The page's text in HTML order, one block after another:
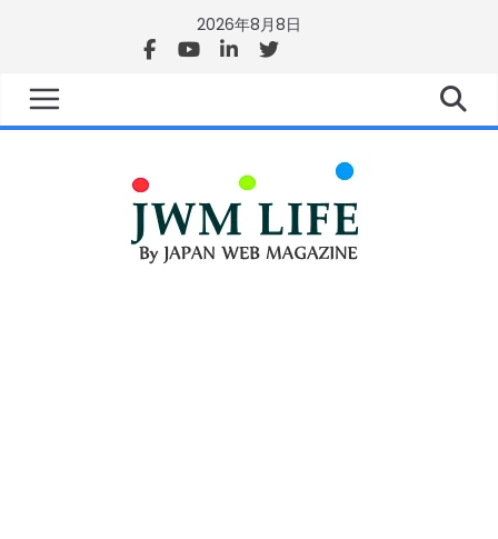
2026年8月8日